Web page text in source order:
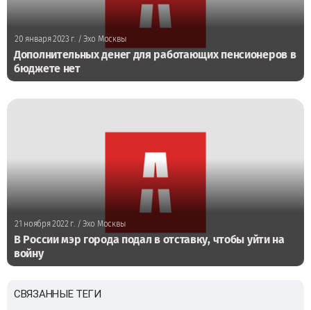
20 января 2023 г./ Эхо Москвы
Дополнительных денег для работающих пенсионеров в
бюджете нет
21 ноября 2022 г. / Эхо Москвы
В России мэр города подал в отставку, чтобы уйти на
войну
СВЯЗАННЫЕ ТЕГИ